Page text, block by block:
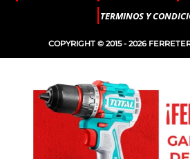
TERMINOS Y
COPYRIGHT © 2015 - 2026